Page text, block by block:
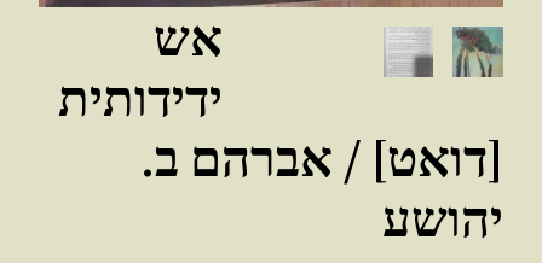
אש
ידידותית
[דואט] / אברהם ב.
יהושע